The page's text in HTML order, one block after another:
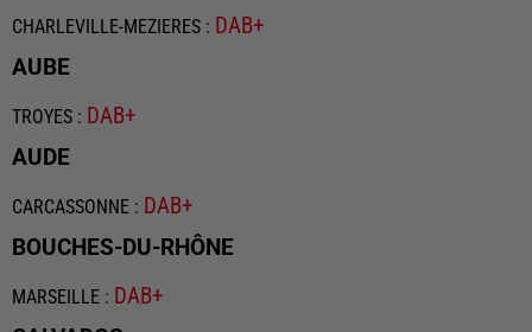
CHARLEVILLE-MEZIERES : DAB+
AUBE
TROYES : DAB+
AUDE
CARCASSONNE : DAB+
BOUCHES-DU-RHÔNE
MARSEILLE : DAB+